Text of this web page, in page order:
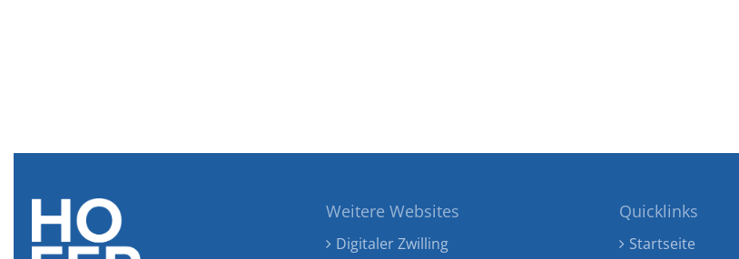
Weitere Websites
Digitaler Zwilling
Quicklinks
Startseite